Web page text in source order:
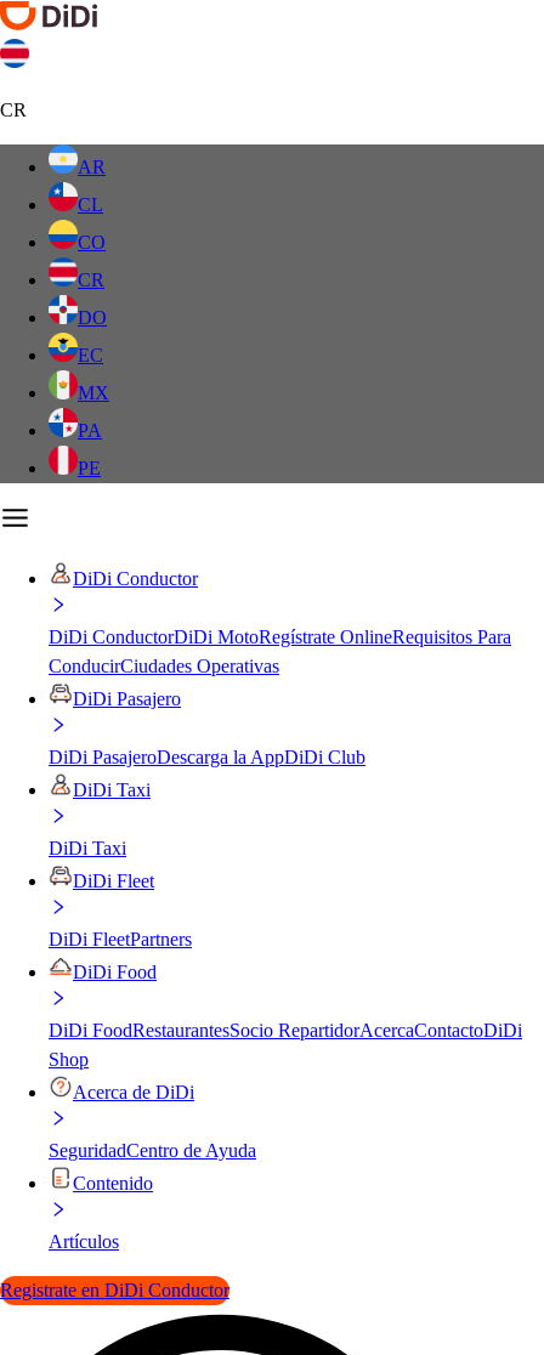
CR
AR
CL
CO
CR
DO
EC
MX
PA
PE
DiDi Conductor
DiDi ConductorDiDi MotoRegístrate OnlineRequisitos Para
ConducirCiudades Operativas
DiDi Pasajero
DiDi PasajeroDescarga la AppDiDi Club
DiDi Taxi
DiDi Taxi
DiDi Fleet
DiDi FleetPartners
DiDi Food
DiDi FoodRestaurantesSocio RepartidorAcercaContactoDiDi
Shop
Acerca de DiDi
SeguridadCentro de Ayuda
Contenido
Artículos
Registrate en DiDi Conductor